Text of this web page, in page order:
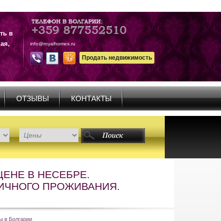
в
info@royalhomes.ru
Продать недвижимость
ОТЗЫВЫ КОНТАКТЫ
В НЕСЕБРЕ.
ПРОЖИВАНИЯ.
в Болгарии